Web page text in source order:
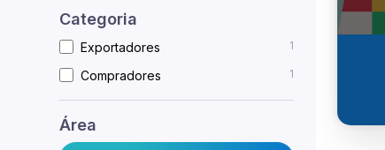
Categoria
Exportadores 1
Compradores 1
Área